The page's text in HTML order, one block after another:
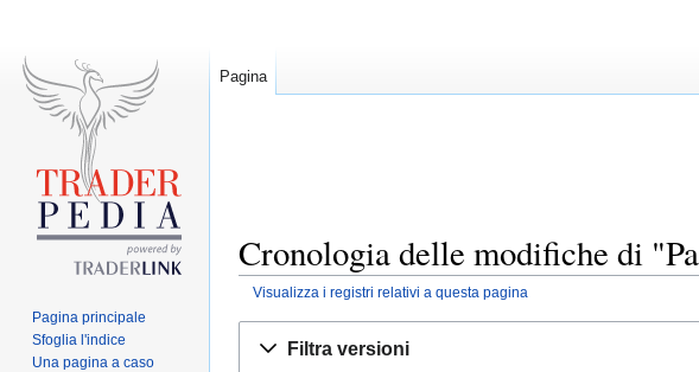
Cronologia delle modifiche di
Visualizza i registri relativi a questa pagina
Filtra versioni
Pagina
Pagina principale
Sfoglia l'indice
Una pagina a caso